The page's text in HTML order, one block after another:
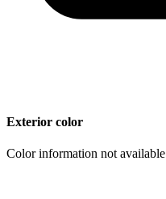
Exterior color
Color information not available